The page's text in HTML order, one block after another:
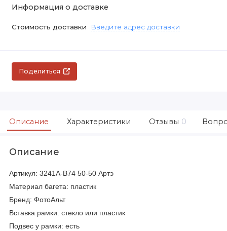
Информация о доставке
Стоимость доставки Введите адрес доставки
Поделиться
Описание Характеристики Отзывы 0
Описание
Артикул: 3241A-B74 50-50 Артэ
Материал багета: пластик
Бренд: ФотоАльт
Вставка рамки: стекло или пластик
Подвес у рамки: есть